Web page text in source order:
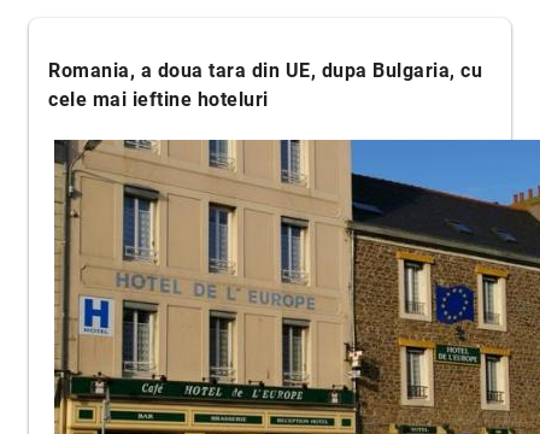
Romania, a doua tara din UE, dupa Bulgaria, cu
cele mai ieftine hoteluri